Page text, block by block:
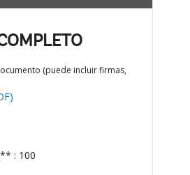
(puede incluir firmas,
: 100